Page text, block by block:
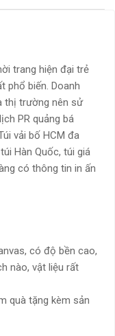
trang hiện đại trẻ
phổ biến. Doanh
thị trường nên sử
PR quảng bá
vải bố HCM đa
Hàn Quốc, túi giá
có thông tin in ấn
có độ bền cao,
nào, vật liệu rất
quà tặng kèm sản